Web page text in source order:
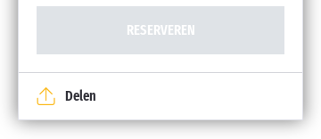
RESERVEREN
Delen